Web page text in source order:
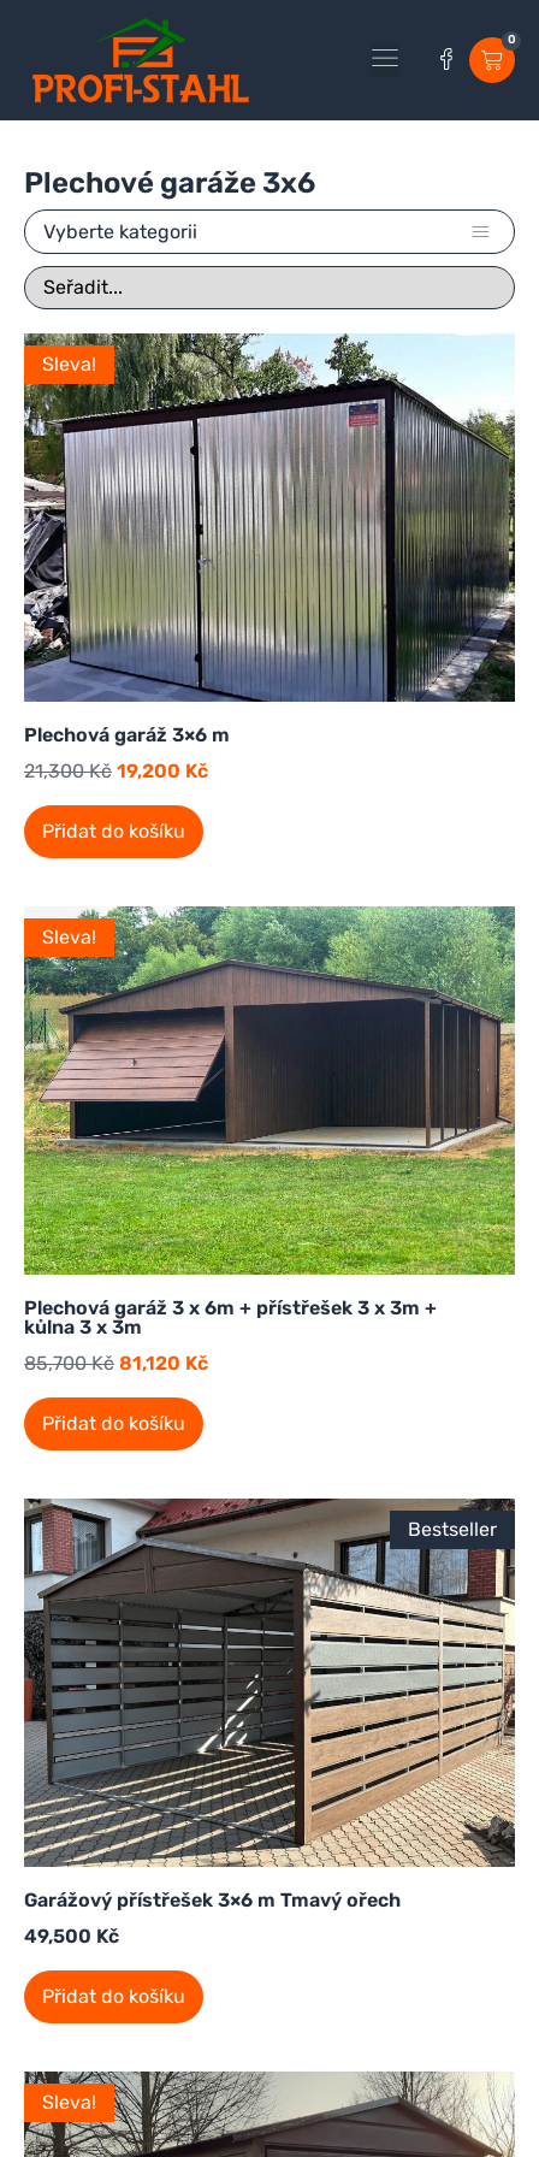
0
Plechové garáže 3x6
Vyberte kategorii
Sleva!
Plechová garáž 3×6 m
21,300Kč 19,200 Kč
Přidat do košíku
Sleva!
Plechová garáž 3 x 6m + přístřešek 3 x 3m +
kůlna 3 x 3m
85,700Kč 81,120 Kč
Přidat do košíku
Bestseller
Garážový přístřešek 3×6 m Tmavý ořech
49,500 Kč
Přidat do košíku
Sleva!